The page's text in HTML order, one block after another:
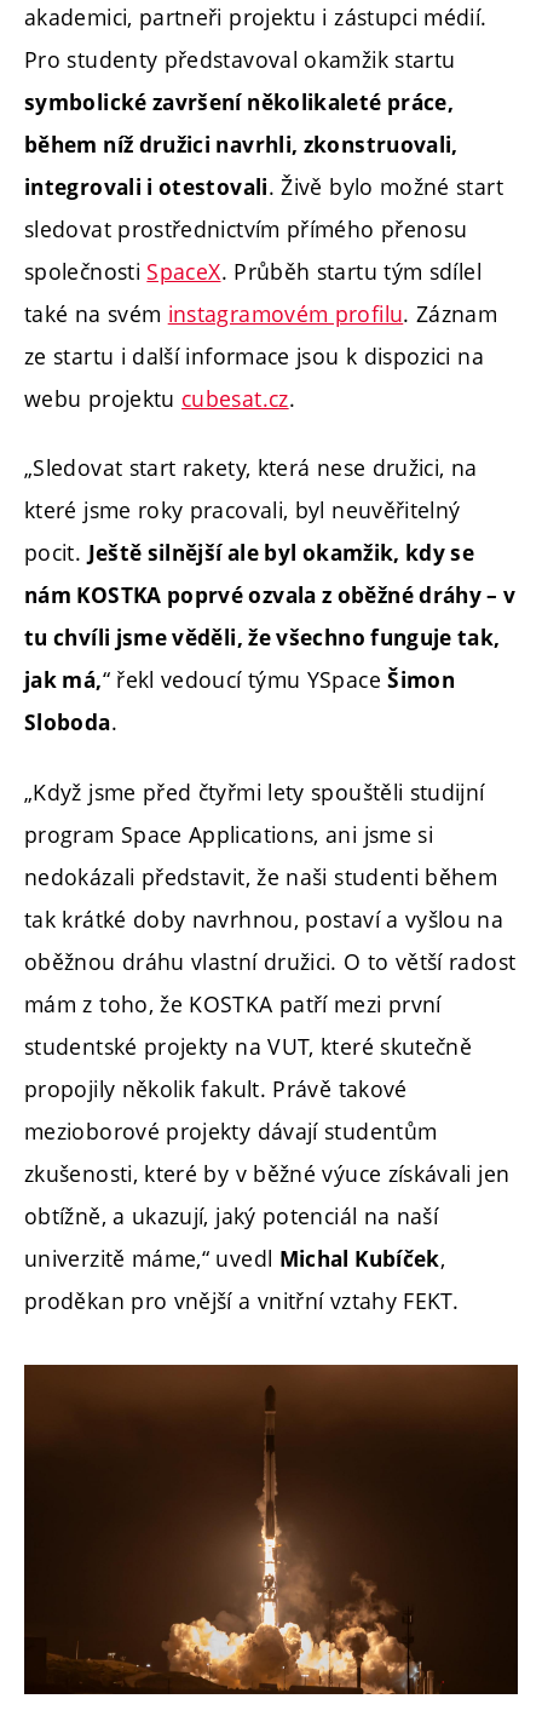
akademici, partneři projektu i zástupci médií.
Pro studenty představoval okamžik startu
symbolické završení několikaleté práce,
během níž družici navrhli, zkonstruovali,
integrovali i otestovali. Živě bylo možné start
sledovat prostřednictvím přímého přenosu
společnosti SpaceX. Průběh startu tým sdílel
také na svém instagramovém profilu. Záznam
ze startu i další informace jsou k dispozici na
webu projektu cubesat.cz.
„Sledovat start rakety, která nese družici, na
které jsme roky pracovali, byl neuvěřitelný
pocit. Ještě silnější ale byl okamžik, kdy se
nám KOSTKA poprvé ozvala z oběžné dráhy – v
tu chvíli jsme věděli, že všechno funguje tak,
jak má,“ řekl vedoucí týmu YSpaceŠimon
Sloboda.
„Když jsme před čtyřmi lety spouštěli studijní
program Space Applications, ani jsme si
nedokázali představit, že naši studenti během
tak krátké doby navrhnou, postaví a vyšlou na
oběžnou dráhu vlastní družici. O to větší radost
mám z toho, že KOSTKA patří mezi první
studentské projekty na VUT, které skutečně
propojily několik fakult. Právě takové
mezioborové projekty dávají studentům
zkušenosti, které by v běžné výuce získávali jen
obtížně, a ukazují, jaký potenciál na naší
univerzitě máme,“ uvedl Michal Kubíček,
proděkan pro vnější a vnitřní vztahy FEKT.